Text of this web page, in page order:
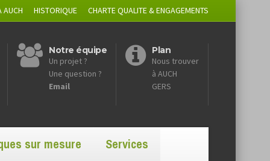
AUCH HISTORIQUE CHARTE QUALITE & ENGAGEMENTS
Notre équipe
Un projet ?
Une question ?
Email
Plan
Nous trouver
à AUCH
GERS
sur mesure Services